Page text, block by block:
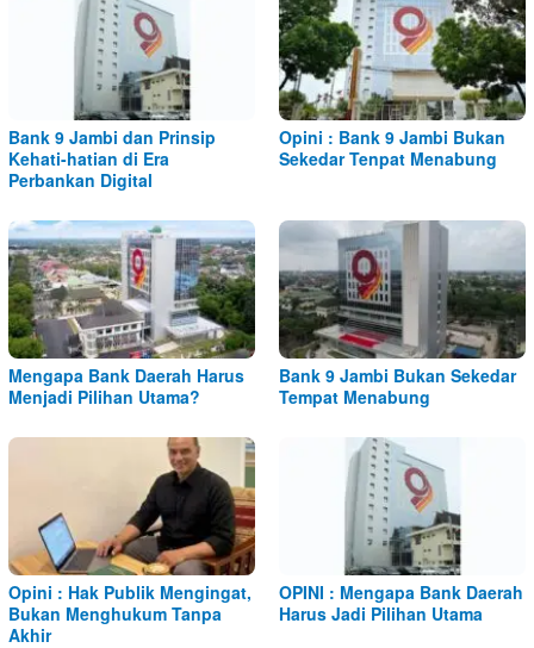
Bank 9 Jambi dan Prinsip
Kehati-hatian di Era
Perbankan Digital
Opini : Bank 9 Jambi Bukan
Sekedar Tenpat Menabung
Mengapa Bank Daerah Harus
Menjadi Pilihan Utama?
Bank 9 Jambi Bukan Sekedar
Tempat Menabung
Opini : Hak Publik Mengingat,
Bukan Menghukum Tanpa
Akhir
OPINI : Mengapa Bank Daerah
Harus Jadi Pilihan Utama